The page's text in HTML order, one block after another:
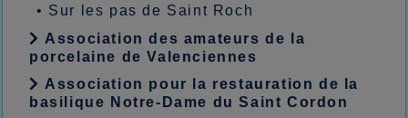
• Sur les pas de Saint Roch
Association des amateurs de la
porcelaine de Valenciennes
Association pour la restauration de la
basilique Notre-Dame du Saint Cordon